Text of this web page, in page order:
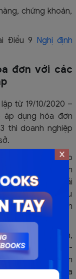
chứng khoán,
Điều 9 Nghị định
đơn với các
từ 19/10/2020 –
áp dụng hóa đơn
thì doanh nghiệp
công nghệ mà tiếp
các Nghị định
NĐ thì đơn vị phải
thuế theo Mẫu
theo Nghị định
trị gia tăng.
đổi về hóa đơn,
123/2020/NĐ-
sử dụng hóa đơn
sử dụng hóa